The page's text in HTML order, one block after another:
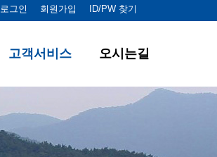
로그인 회원가입 ID/PW 찾기
고객서비스 오시는길